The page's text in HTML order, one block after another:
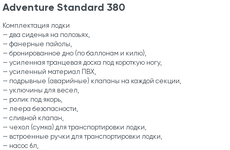
Adventure Standard 380
Комплектация лодки
— два сиденья на полозьях,
— фанерные пайолы,
— бронированное дно (по баллонам и килю),
— усиленная транцевая доска под короткую ногу,
— усиленный материал ПВХ,
— подрывные (аварийные) клапаны на каждой секции,
— уключины для весел,
— ролик под якорь,
— леера безопасности,
— сливной клапан,
— чехол (сумка) для транспортировки лодки,
— встроенные ручки для транспортировки лодки,
— насос 6л,